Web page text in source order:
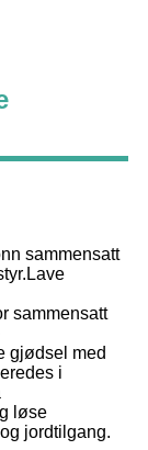
sammensatt
sammensatt
gjødsel med
i
løse
jordtilgang.